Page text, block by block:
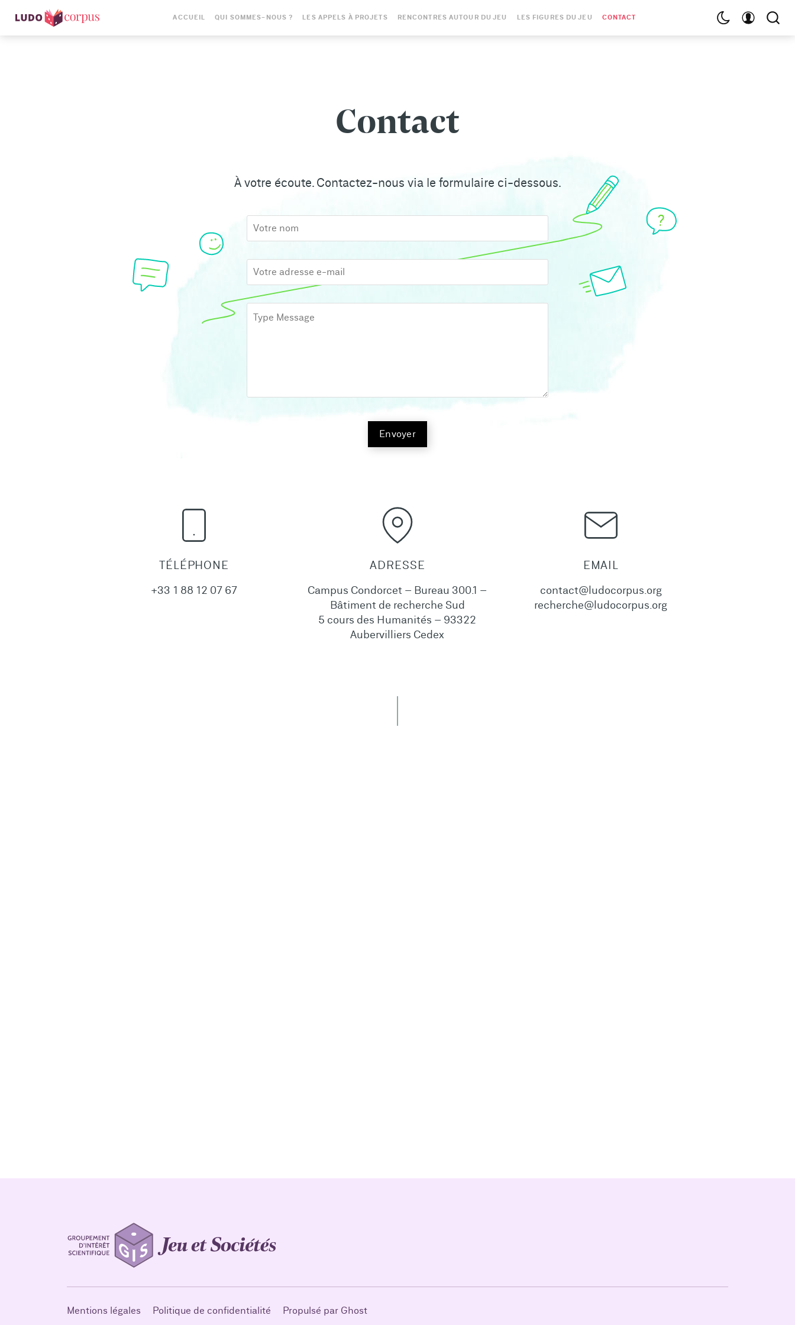
ACCUEIL QUI SOMMES-NOUS ? LES APPELS À PROJETS RENCONTRES AUTOUR DU JEU LES FIGURES DU JEU CONTACT
Contact
À votre écoute. Contactez-nous via le formulaire ci-dessous.
Envoyer
TÉLÉPHONE
+33 1 88 12 07 67
ADRESSE
Campus Condorcet – Bureau 300.1 –
Bâtiment de recherche Sud
5 cours des Humanités – 93322
Aubervilliers Cedex
EMAIL
contact@ludocorpus.org
recherche@ludocorpus.org
Mentions légales Politique de confidentialité Propulsé par Ghost